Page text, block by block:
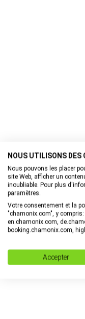
NOUS UTILISONS DES
Nous pouvons les placer
site Web, afficher un
inoubliable. Pour plus
paramètres.
Votre consentement et la
"chamonix.com", y
en.chamonix.com,
booking.chamonix.com,
Accepter